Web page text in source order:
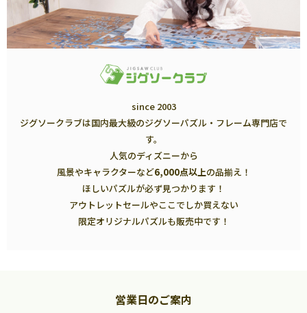
since 2003
ジグソークラブは国内最大級のジグソーパズル・フレーム専門店で
す。
人気のディズニーから
風景やキャラクターなど6,000点以上の品揃え！
ほしいパズルが必ず見つかります！
アウトレットセールやここでしか買えない
限定オリジナルパズルも販売中です！
営業日のご案内